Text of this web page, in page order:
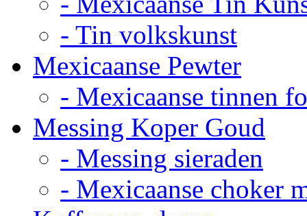
- Tin volkskunst
Mexicaanse Pewter
- Mexicaanse tinnen
Messing Koper Goud
- Messing sieraden
- Mexicaanse choker